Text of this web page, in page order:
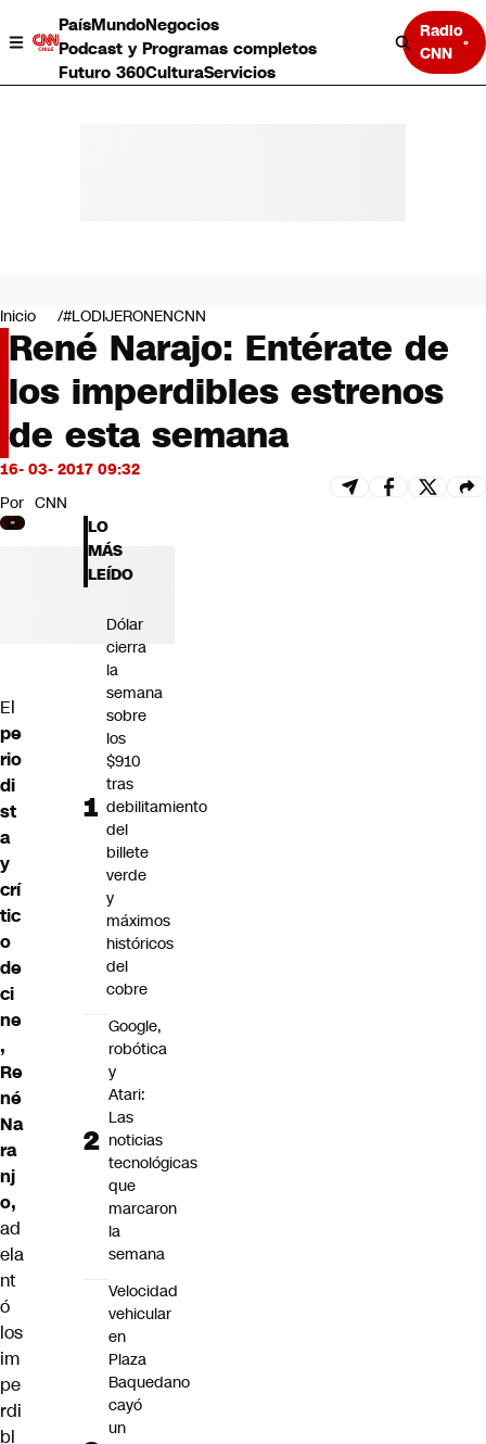
PaísMundoNegocios
Podcast y Programas completos
Futuro 360CulturaServicios
Radio
CNN
Negocios
Deportes
Programas completos
Cultura
Servicios
Bits
CNN tiempo
Futuro 360
Opinión
Inicio #LODIJERONENCNN
René Narajo: Entérate de
los imperdibles estrenos
de esta semana
16- 03- 2017 09:32
Por CNN
El
pe
rio
di
st
a
y
crí
tic
o
de
ci
ne
,
Re
né
Na
ra
nj
o,
ad
ela
nt
ó
los
im
pe
rdi
bl
LO
MÁS
LEÍDO
Dólar
cierra
la
semana
sobre
los
$910
tras
debilitamiento
del
billete
verde
y
máximos
históricos
del
cobre
Google,
robótica
y
Atari:
Las
noticias
tecnológicas
que
marcaron
la
semana
Velocidad
vehicular
en
Plaza
Baquedano
cayó
un